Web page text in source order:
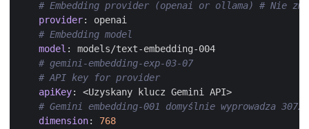
# Embedding provider (openai or ollama) # Nie
provider:
openai
# Embedding model
model :
models/text-embedding-004
# gemini-embedding-exp-03-07
# API key for provider
apiKey:
<Uzyskany klucz Gemini API>
# Gemini embedding-001 domyślnie wyprowadza
dimension:
768